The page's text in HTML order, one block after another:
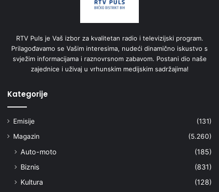
RTV Puls je Vaš izbor za kvalitetan radio i televizijski program.
Prilagođavamo se Vašim interesima, nudeći dinamično iskustvo s
svježim informacijama i raznovrsnom zabavom. Postani dio naše
zajednice i uživaj u vrhunskim medijskim sadržajima!
Kategorije
Emisije
(131)
Magazin
(5.260)
Auto-moto
(185)
Biznis
(831)
Kultura
(128)